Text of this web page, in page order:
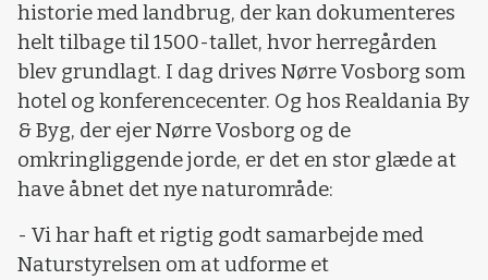
historie med landbrug, der kan dokumenteres
helt tilbage til 1500-tallet, hvor herregården
blev grundlagt. I dag drives Nørre Vosborg som
hotel og konferencecenter. Og hos Realdania By
& Byg, der ejer Nørre Vosborg og de
omkringliggende jorde, er det en stor glæde at
have åbnet det nye naturområde:
- Vi har haft et rigtig godt samarbejde med
Naturstyrelsen om at udforme et